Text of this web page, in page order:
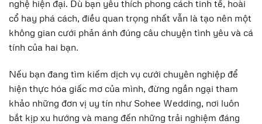
nghệ hiện đại. Dù bạn yêu thích phong cách tinh tế, hoài
cổ hay phá cách, điều quan trọng nhất vẫn là tạo nên một
không gian cưới phản ánh đúng câu chuyện tình yêu và cá
tính của hai bạn.
Nếu bạn đang tìm kiếm dịch vụ cưới chuyên nghiệp để
hiện thực hóa giấc mơ của mình, đừng ngần ngại tham
khảo những đơn vị uy tín như Sohee Wedding, nơi luôn
bắt kịp xu hướng và mang đến những trải nghiệm đáng